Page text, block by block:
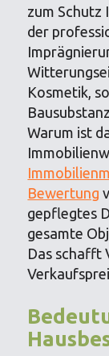
zum Schutz
der
Kosmetik,
Warum ist
Bewertung
gepflegtes
gesamte
Das schafft